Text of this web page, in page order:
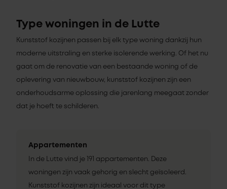
Type woningen in de Lutte
Kunststof kozijnen passen bij elk type woning dankzij hun
moderne uitstraling en sterke isolerende werking. Of het nu
gaat om de renovatie van een bestaande woning of de
oplevering van nieuwbouw, kunststof kozijnen zijn een
onderhoudsarme oplossing die jarenlang meegaat zonder
dat je hoeft te schilderen.
Appartementen
In de Lutte vind je 191 appartementen. Deze
woningen zijn vaak gehorig en slecht geïsoleerd.
Kunststof kozijnen zijn ideaal voor dit type